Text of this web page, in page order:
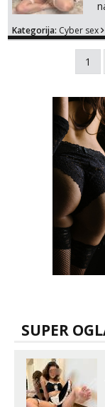
Kategorija: Cyber sex
1
SUPER